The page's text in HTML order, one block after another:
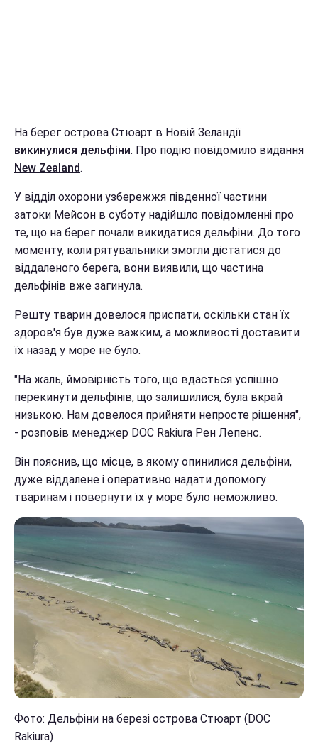
На берег острова Стюарт в Новій Зеландії
викинулися дельфіни. Про подію повідомило видання
New Zealand.
У відділ охорони узбережжя південної частини
затоки Мейсон в суботу надійшло повідомленні про
те, що на берег почали викидатися дельфіни. До того
моменту, коли рятувальники змогли дістатися до
віддаленого берега, вони виявили, що частина
дельфінів вже загинула.
Решту тварин довелося приспати, оскільки стан їх
здоров'я був дуже важким, а можливості доставити
їх назад у море не було.
"На жаль, ймовірність того, що вдасться успішно
перекинути дельфінів, що залишилися, була вкрай
низькою. Нам довелося прийняти непросте рішення",
- розповів менеджер DOС Rakiura Рен Лепенс.
Він пояснив, що місце, в якому опинилися дельфіни,
дуже віддалене і оперативно надати допомогу
тваринам і повернути їх у море було неможливо.
Фото: Дельфіни на березі острова Стюарт (DOC
Rakiura)